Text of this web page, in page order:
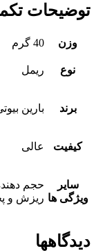
توضیحات
وزن 40 گرم
نوع ریمل
برند بارین
کیفیت عالی
سایر
ویژگی ها
حجم
ریزش و
دیدگاهها